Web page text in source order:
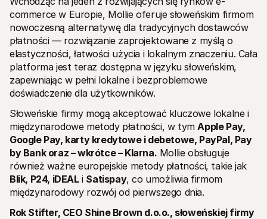
Społeczność Discord
Dołącz do naszej społeczności deweloperów
O Mollie
Cennik
Zobacz nasz cennik
O nas
Dowiedz się więcej o naszej historii
i wartościach
Aktualności
Przeczytaj najnowsze wiadomości
od Mollie
Kariera
Dołącz do nas - zatrudniamy!
Kontakt
Dla kupujących
Dowiedz się, dlaczego Mollie jest na Twoim wyciągu
bankowym
Dla klientów Mollie
Skontaktuj się z naszym zespołem wsparcia klienta
Skontaktuj się z działem sprzedaży
Dowiedz się, jak możemy pomóc Twojej firmie
commerce w Europie, Mollie oferuje słoweńskim firmom
nowoczesną alternatywę dla tradycyjnych dostawców
płatności — rozwiązanie zaprojektowane z myślą o
elastyczności, łatwości użycia i lokalnym znaczeniu. Cała
platforma jest teraz dostępna w języku słoweńskim,
zapewniając w pełni lokalne i bezproblemowe
doświadczenie dla użytkowników.
Słoweńskie firmy mogą akceptować kluczowe lokalne i
międzynarodowe metody płatności, w tym Apple Pay,
Google Pay, karty kredytowe i debetowe, PayPal, Pay
by Bank oraz – wkrótce – Klarna. Mollie obsługuje
również ważne europejskie metody płatności, takie jak
Blik, P24, iDEAL i Satispay, co umożliwia firmom
międzynarodowy rozwój od pierwszego dnia.
Rok Stifter, CEO Shine Brown d.o.o., słoweńskiej firmy